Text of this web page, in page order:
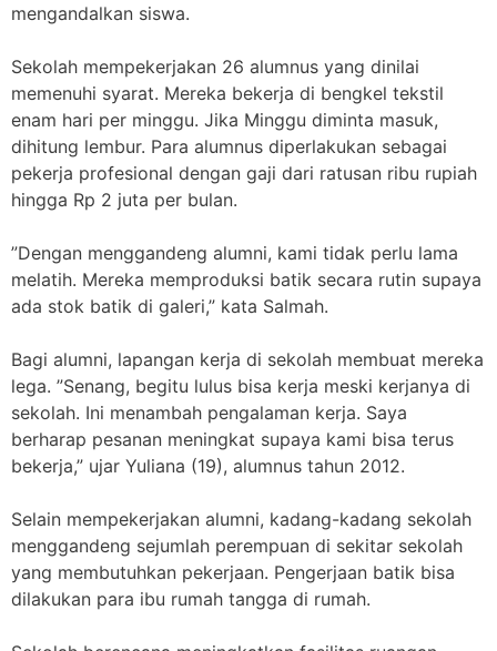
mengandalkan siswa.
Sekolah mempekerjakan 26 alumnus yang dinilai
memenuhi syarat. Mereka bekerja di bengkel tekstil
enam hari per minggu. Jika Minggu diminta masuk,
dihitung lembur. Para alumnus diperlakukan sebagai
pekerja profesional dengan gaji dari ratusan ribu rupiah
hingga Rp 2 juta per bulan.
”Dengan menggandeng alumni, kami tidak perlu lama
melatih. Mereka memproduksi batik secara rutin supaya
ada stok batik di galeri,” kata Salmah.
Bagi alumni, lapangan kerja di sekolah membuat mereka
lega. ”Senang, begitu lulus bisa kerja meski kerjanya di
sekolah. Ini menambah pengalaman kerja. Saya
berharap pesanan meningkat supaya kami bisa terus
bekerja,” ujar Yuliana (19), alumnus tahun 2012.
Selain mempekerjakan alumni, kadang-kadang sekolah
menggandeng sejumlah perempuan di sekitar sekolah
yang membutuhkan pekerjaan. Pengerjaan batik bisa
dilakukan para ibu rumah tangga di rumah.